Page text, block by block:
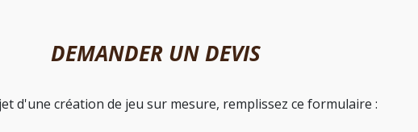
DEMANDER UN DEVIS
d'une création de jeu sur mesure, remplissez ce formulaire :